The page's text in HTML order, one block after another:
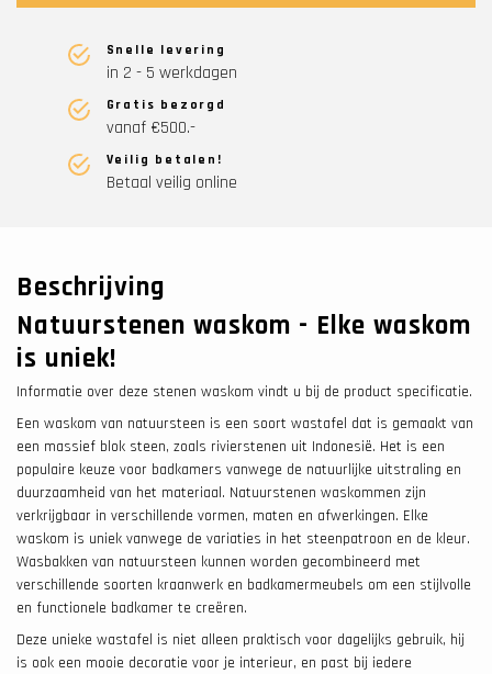
Snelle levering
in 2 - 5 werkdagen
Gratis bezorgd
vanaf €500.-
Veilig betalen!
Betaal veilig online
Beschrijving
Natuurstenen waskom - Elke waskom
is uniek!
Informatie over deze stenen waskom vindt u bij de product specificatie.
Een waskom van natuursteen is een soort wastafel dat is gemaakt van
een massief blok steen, zoals rivierstenen uit Indonesië. Het is een
populaire keuze voor badkamers vanwege de natuurlijke uitstraling en
duurzaamheid van het materiaal. Natuurstenen waskommen zijn
verkrijgbaar in verschillende vormen, maten en afwerkingen. Elke
waskom is uniek vanwege de variaties in het steenpatroon en de kleur.
Wasbakken van natuursteen kunnen worden gecombineerd met
verschillende soorten kraanwerk en badkamermeubels om een stijlvolle
en functionele badkamer te creëren.
Deze unieke wastafel is niet alleen praktisch voor dagelijks gebruik, hij
is ook een mooie decoratie voor je interieur, en past bij iedere